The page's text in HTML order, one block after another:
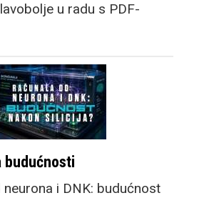
u radu s PDF-
budućnosti
neurona i DNK: budućnost